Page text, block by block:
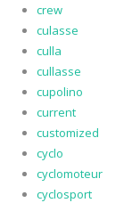
crew
culasse
culla
cullasse
cupolino
current
customized
cyclo
cyclomoteur
cyclosport